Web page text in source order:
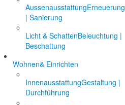
AussenausstattungErneuerung
| Sanierung
Licht & SchattenBeleuchtung |
Beschattung
Wohnen& Einrichten
InnenausstattungGestaltung |
Durchführung